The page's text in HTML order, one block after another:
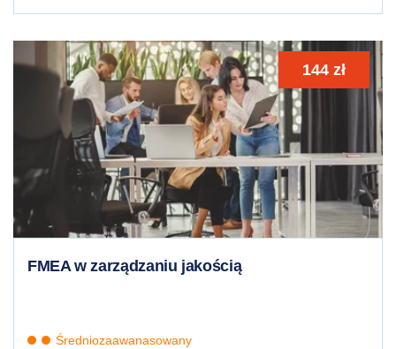
144 zł
FMEA w zarządzaniu jakością
Średniozaawanasowany